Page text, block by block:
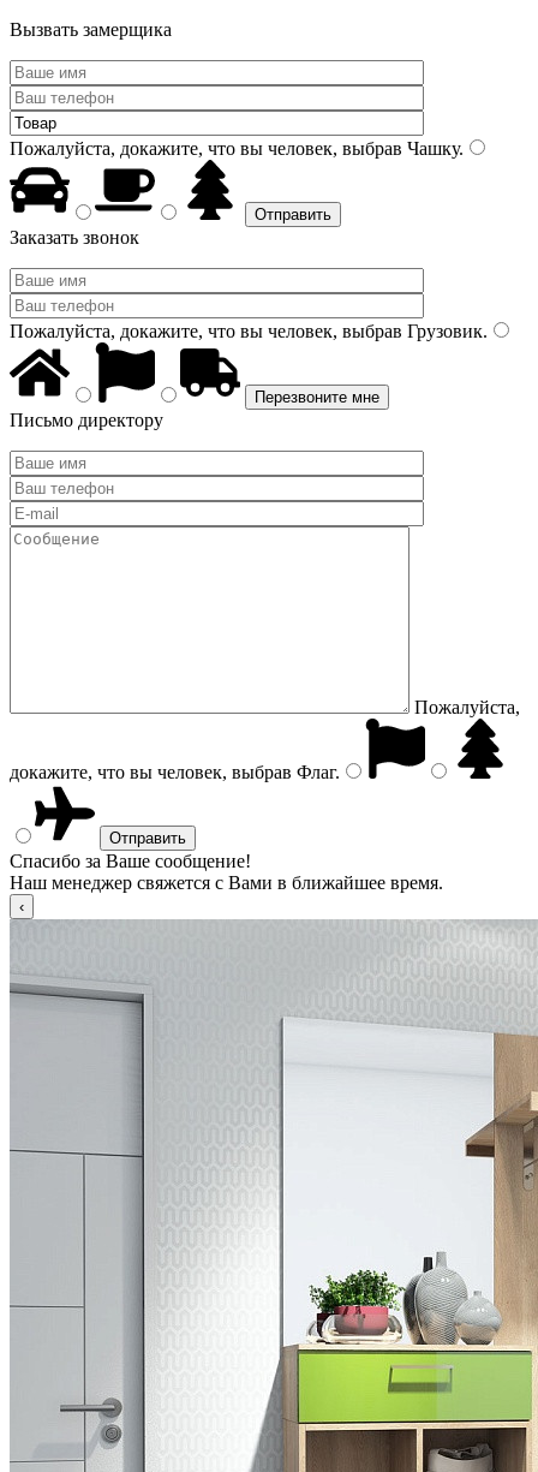
Вызвать замерщика
Пожалуйста, докажите, что вы человек, выбрав Чашку.
Заказать звонок
Пожалуйста, докажите, что вы человек, выбрав Грузовик.
Письмо директору
Пожалуйста,
докажите, что вы человек, выбрав Флаг.
Спасибо за Ваше сообщение!
Наш менеджер свяжется с Вами в ближайшее время.